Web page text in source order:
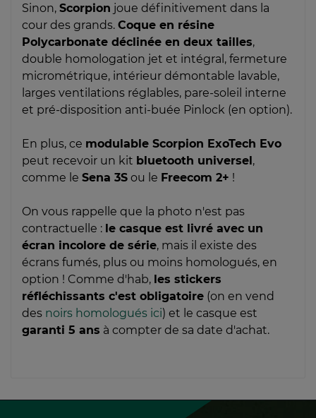
Sinon, Scorpion joue définitivement dans la
cour des grands. Coque en résine
Polycarbonate déclinée en deux tailles,
double homologation jet et intégral, fermeture
micrométrique, intérieur démontable lavable,
larges ventilations réglables, pare-soleil interne
et pré-disposition anti-buée Pinlock (en option).
En plus, ce modulable Scorpion ExoTech Evo
peut recevoir un kit bluetooth universel,
comme le Sena 3S ou le Freecom 2+ !
On vous rappelle que la photo n'est pas
contractuelle : le casque est livré avec un
écran incolore de série, mais il existe des
écrans fumés, plus ou moins homologués, en
option ! Comme d'hab, les stickers
réfléchissants c'est obligatoire (on en vend
des noirs homologués ici) et le casque est
garanti 5 ans à compter de sa date d'achat.